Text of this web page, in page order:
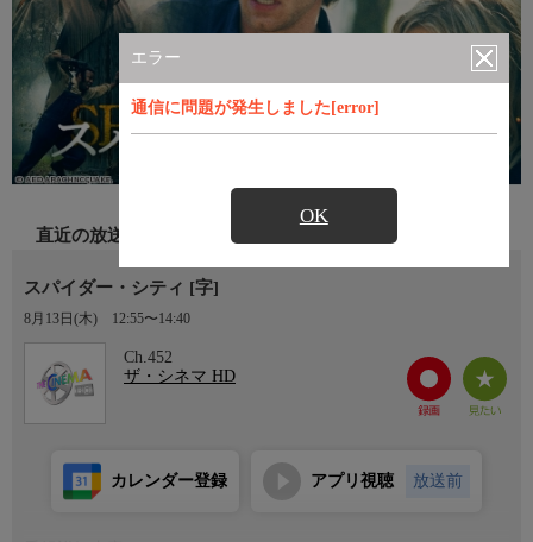
エラー
通信に問題が発生しました[error]
OK
直近の放送
スパイダー・シティ [字]
8月13日(木) 12:55〜14:40
Ch.452
ザ・シネマ HD
カレンダー登録 アプリ視聴 放送前